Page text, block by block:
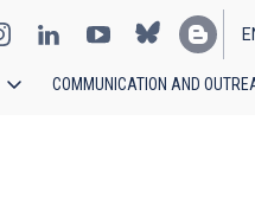
COMMUNICATION AND